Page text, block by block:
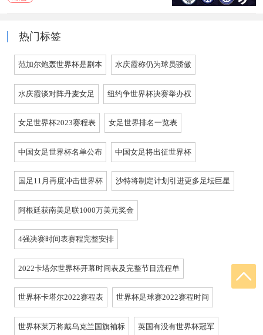
热门标签
范加尔炮轰世界杯是剧本 水庆霞称仍为球员骄傲
水庆霞谈对阵丹麦女足 纽约争世界杯决赛举办权
女足世界杯2023赛程表 女足世界排名一览表
中国女足世界杯名单公布 中国女足将出征世界杯
国足11月再度冲击世界杯 沙特将制定计划引进更多足坛巨星
阿根廷获南美足联1000万美元奖金
4强决赛时间表赛程完整安排
2022卡塔尔世界杯开幕时间表及完整节目流程单
世界杯卡塔尔2022赛程表 世界杯足球赛2022赛程时间
世界杯莱万将戴乌克兰国旗袖标 英国有没有世界杯冠军